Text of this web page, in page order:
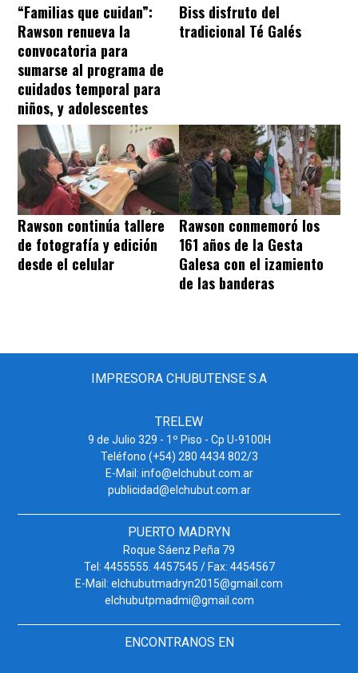
“Familias que cuidan”:
Rawson renueva la
convocatoria para
sumarse al programa de
cuidados temporal para
niños, y adolescentes
Biss disfruto del
tradicional Té Galés
Rawson continúa tallere
de fotografía y edición
desde el celular
Rawson conmemoró los
161 años de la Gesta
Galesa con el izamiento
de las banderas
IMPRESORA CHUBUTENSE S.A
TRELEW
9 de Julio 329 - 1º Piso - Cp U-9100H
Teléfono (+54) 280 4434 802/3
E-Mail: info@elchubut.com.ar
publicidad@elchubut.com.ar
PUERTO MADRYN
Roque Sáenz Peña 79
Tel: 4455555. 4457545 / Fax: 4454567
E-Mail: elchubutmadryn2015@gmail.com
elchubutpmadmi@gmail.com
ENCONTRANOS EN